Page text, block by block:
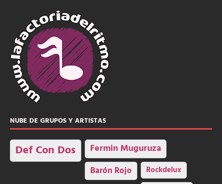
NUBE DE GRUPOS Y ARTISTAS
Def Con Dos Fermin Muguruza
Barón Rojo Rockdelux